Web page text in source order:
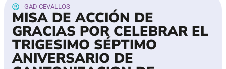
GAD CEVALLOS
MISA DE ACCIÓN DE
GRACIAS POR CELEBRAR EL
TRIGESIMO SÉPTIMO
ANIVERSARIO DE